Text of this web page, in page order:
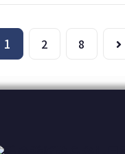
1 2 8
次